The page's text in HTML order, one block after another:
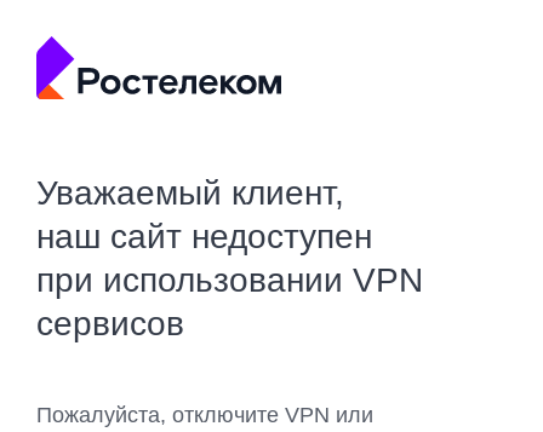
Уважаемый клиент,
наш сайт недоступен
при использовании VPN
сервисов
Пожалуйста, отключите VPN или